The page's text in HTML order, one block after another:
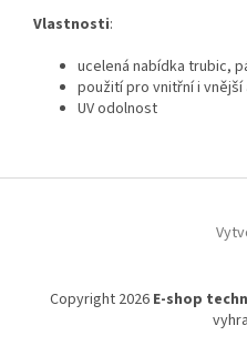
Vlastnosti:
ucelená nabídka trubic,
použití pro vnitřní i vnější
UV odolnost
Copyright 2026 E-shop